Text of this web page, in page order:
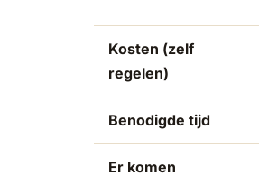
Kosten (zelf
regelen)
Benodigde tijd
Er komen